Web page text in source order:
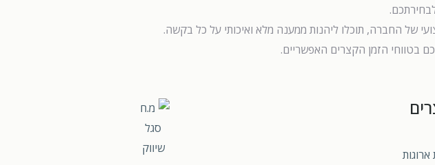
של החברה, תוכלו ליהנות ממענה מלא ואיכותי על כל בקשה.
בטווחי הזמן הקצרים האפשריים.
ארוגות